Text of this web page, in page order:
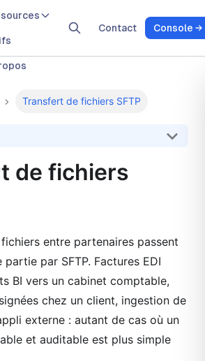
Contact Console
Transfert de fichiers SFTP
de fichiers
entre partenaires passent
par SFTP. Factures EDI
BI vers un cabinet comptable,
chez un client, ingestion de
externe : autant de cas où un
et auditable est plus simple